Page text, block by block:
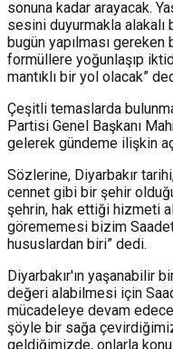
sonuna kadar arayacak.
sesini duyurmakla
bugün yapılması
formüllere yoğunlaşıp
mantıklı bir yol olacak”
Çeşitli temaslarda
Partisi Genel Başkanı
gelerek gündeme ilişkin
Sözlerine, Diyarbakır
cennet gibi bir şehir
şehrin, hak ettiği hizmeti
görememesi bizim
hususlardan biri” dedi.
Diyarbakır'ın yaşanabilir
değeri alabilmesi için
mücadeleye devam
şöyle bir sağa
geldiğimizde, onlarla